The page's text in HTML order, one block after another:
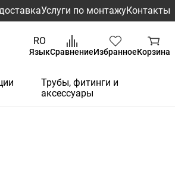
Услуги по монтажуКонтакты
RO
ЯзыкСравнениеИзбранноеКорзина
Трубы, фитинги и
аксессуары